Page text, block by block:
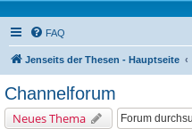
FAQ
Jenseits der Thesen - Hauptseite
Channelforum
Neues Thema